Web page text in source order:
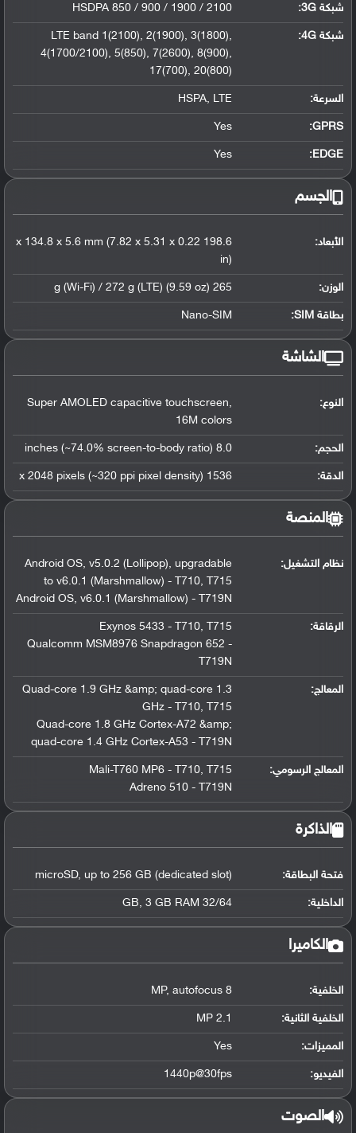
شبكة 3G :
HSDPA 850 / 900 / 1900 / 2100
شبكة 4G :
LTE band 1(2100), 2(1900), 3(1800),
4(1700/2100), 5(850), 7(2600), 8(900),
17(700), 20(800)
السرعة: HSPA, LTE
GPRS:
Yes
EDGE:
Yes
الجسم
الأبعاد:
198.6 x 134.8 x 5.6 mm (7.82 x 5.31 x 0.22
in)
الوزن: 265 g (Wi-Fi) / 272 g (LTE) (9.59 oz)
بطاقة SIM: Nano-SIM
الشاشة
النوع:
Super AMOLED capacitive touchscreen,
16M colors
الحجم: 8.0 inches (~74.0% screen-to-body ratio)
الدقة: 1536 x 2048 pixels (~320 ppi pixel density)
المنصة
نظام التشغيل:
Android OS, v5.0.2 (Lollipop), upgradable
to v6.0.1 (Marshmallow) - T710, T715
Android OS, v6.0.1 (Marshmallow) - T719N
الرقاقة:
Exynos 5433 - T710, T715
Qualcomm MSM8976 Snapdragon 652 -
T719N
المعالج:
Quad-core 1.9 GHz &amp; quad-core 1.3
GHz - T710, T715
Quad-core 1.8 GHz Cortex-A72 &amp;
quad-core 1.4 GHz Cortex-A53 - T719N
المعالج الرسومي:
Mali-T760 MP6 - T710, T715
Adreno 510 - T719N
الذاكرة
فتحة البطاقة: microSD, up to 256 GB (dedicated slot)
الداخلية: 32/64 GB, 3 GB RAM
الكاميرا
الخلفية: 8 MP, autofocus
الخلفية الثانية: 2.1 MP
المميزات: Yes
الفيديو: 1440p@30fps
الصوت